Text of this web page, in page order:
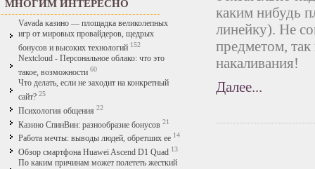
МНОГИМ ИНТЕРЕСНО
Vavada казино — площадка великолепных
игр от мировых провайдеров, щедрых
бонусов и высоких технологий 152
Nextcloud - Персональное облако: что это
такое, возможности 60
Что делать, если не заходит на конкретный
сайт? 25
Психология общения 22
Казино СпинВин: разнообразие бонусов 21
Работа мечты: выводы людей, обретших ее 14
Обзор смартфона Huawei Ascend D1 Quad 13
По каким причинам может полететь жесткий
каким нибудь
линейку). Не
предметом,
накаливания!
Далее...